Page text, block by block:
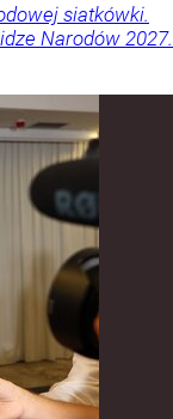
siatkówki.
Narodów 2027.